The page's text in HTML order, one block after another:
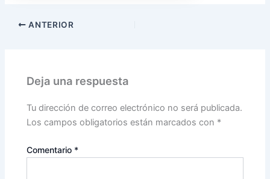
ANTERIOR
Deja una respuesta
Tu dirección de correo electrónico no será publicada.
Los campos obligatorios están marcados con *
Comentario *